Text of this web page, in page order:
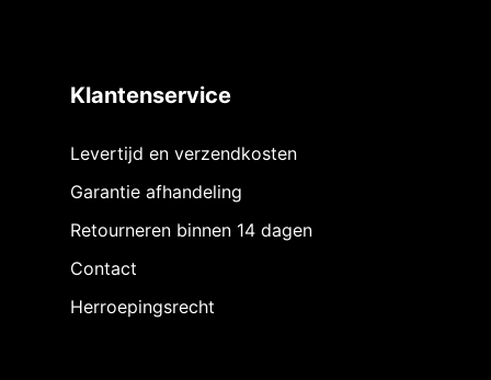
Klantenservice
Levertijd en verzendkosten
Garantie afhandeling
Retourneren binnen 14 dagen
Contact
Herroepingsrecht